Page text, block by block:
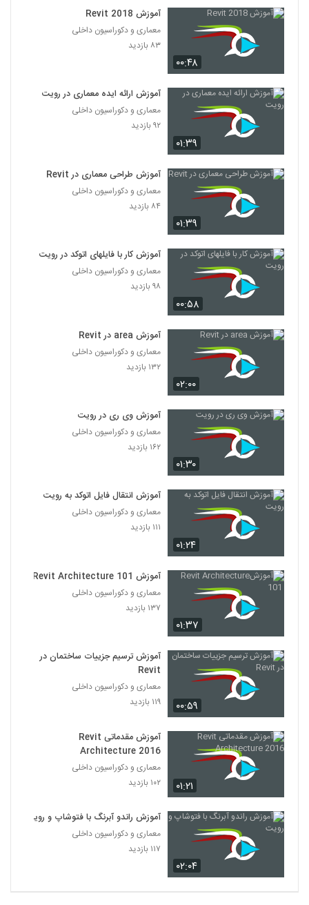
۰۰:۴۸
آموزش Revit 2018
معماری و دکوراسیون داخلی
۸۳ بازدید
۰۱:۳۹
آموزش ارائه ایده معماری در رویت
معماری و دکوراسیون داخلی
۹۲ بازدید
۰۱:۳۹
آموزش طراحی معماری در Revit
معماری و دکوراسیون داخلی
۸۴ بازدید
۰۰:۵۸
آموزش کار با فایلهای اتوکد در رویت
معماری و دکوراسیون داخلی
۹۸ بازدید
۰۲:۰۰
آموزش area در Revit
معماری و دکوراسیون داخلی
۱۳۲ بازدید
۰۱:۳۰
آموزش وی ری در رویت
معماری و دکوراسیون داخلی
۱۶۲ بازدید
۰۱:۲۴
آموزش انتقال فایل اتوکد به رویت‎
معماری و دکوراسیون داخلی
۱۱۱ بازدید
۰۱:۳۷
آموزشRevit Architecture 101 ‎
معماری و دکوراسیون داخلی
۱۳۷ بازدید
۰۰:۵۹
آموزش ترسیم جزییات ساختمان در
Revit‎
معماری و دکوراسیون داخلی
۱۱۹ بازدید
۰۱:۲۱
آموزش مقدماتی Revit
Architecture 2016
معماری و دکوراسیون داخلی
۱۰۲ بازدید
۰۲:۰۴
آموزش راندو آبرنگ با فتوشاپ و رویت
معماری و دکوراسیون داخلی
۱۱۷ بازدید